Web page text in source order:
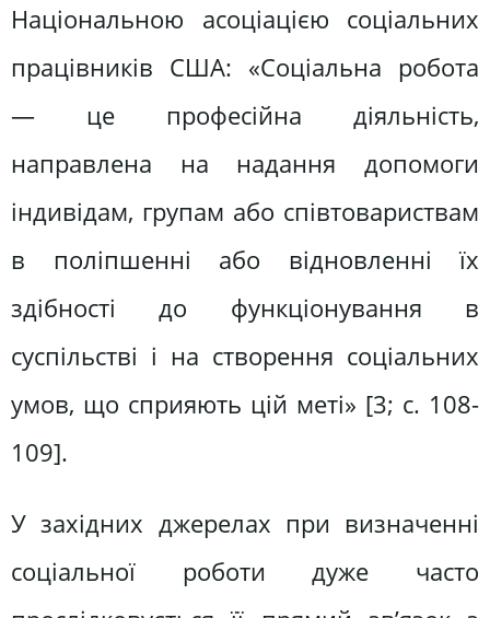
Національною асоціацією соціальних
працівників США: «Соціальна робота
— це професійна діяльність,
направлена на надання допомоги
індивідам, групам або співтовариствам
в поліпшенні або відновленні їх
здібності до функціонування в
суспільстві і на створення соціальних
умов, що сприяють цій меті» [3; с. 108-
109].
У західних джерелах при визначенні
соціальної роботи дуже часто